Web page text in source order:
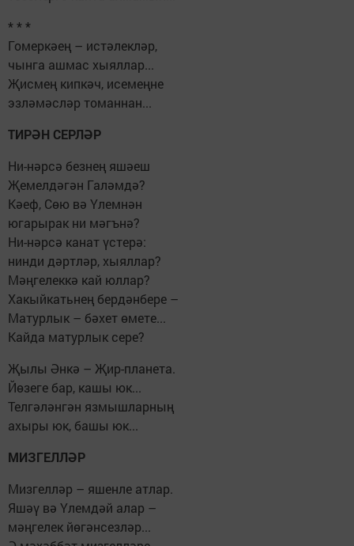
* * *
Гомеркәең – истәлекләр,
чынга ашмас хыяллар...
Җисмең кипкәч, исемеңне
эзләмәсләр томаннан...
ТИРӘН СЕРЛӘР
Ни-нәрсә безнең яшәеш
Җемелдәгән Галәмдә?
Кәеф, Сөю вә Үлемнән
югарырак ни мәгънә?
Ни-нәрсә канат үстерә:
нинди дәртләр, хыяллар?
Мәңгелеккә кай юллар?
Хакыйкатьнең бердәнбере –
Матурлык – бәхет өмете...
Кайда матурлык сере?
Җылы Әнкә – Җир-планета.
Йөзеге бар, кашы юк...
Телгәләнгән язмышларның
ахыры юк, башы юк...
МИЗГЕЛЛӘР
Мизгелләр – яшенле атлар.
Яшәү вә Үлемдәй алар –
мәңгелек йөгәнсезләр...